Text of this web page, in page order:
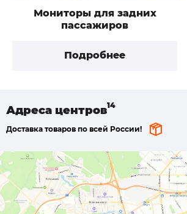
Мониторы для задних
пассажиров
Подробнее
Адреса центров
Доставка товаров по всей России!